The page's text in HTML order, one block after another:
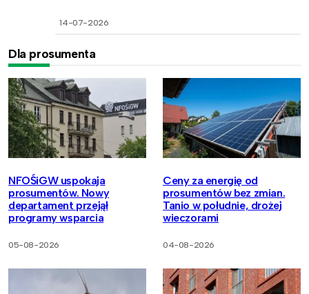
14-07-2026
Dla prosumenta
NFOŚiGW uspokaja
prosumentów. Nowy
departament przejął
programy wsparcia
05-08-2026
Ceny za energię od
prosumentów bez zmian.
Tanio w południe, drożej
wieczorami
04-08-2026